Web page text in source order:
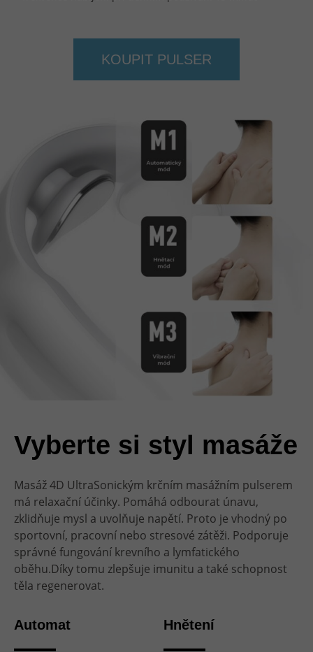
KOUPIT PULSER
Vyberte si styl masáže
Masáž 4D UltraSonickým krčním masážním pulserem
má relaxační účinky. Pomáhá odbourat únavu,
zklidňuje mysl a uvolňuje napětí. Proto je vhodný po
sportovní, pracovní nebo stresové zátěži. Podporuje
správné fungování krevního a lymfatického
oběhu.Díky tomu zlepšuje imunitu a také schopnost
těla regenerovat.
Automat Hnětení